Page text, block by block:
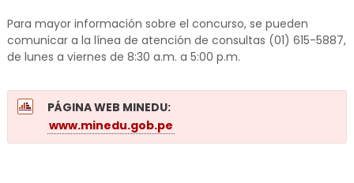
Para mayor información sobre el concurso, se pueden
comunicar a la línea de atención de consultas (01) 615-5887,
de lunes a viernes de 8:30 a.m. a 5:00 p.m.
PÁGINA WEB MINEDU:
www.minedu.gob.pe